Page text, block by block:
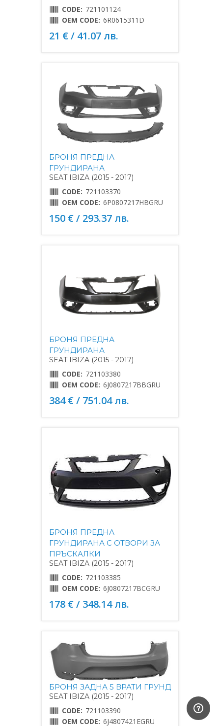
CODE: 721101124
OEM CODE: 6R0615311D
21 € / 41.07 лв.
БРОНЯ ПРЕДНА
ГРУНДИРАНА
SEAT IBIZA (2015 - 2017)
CODE: 721103370
OEM CODE: 6P0807217HBGRU
150 € / 293.37 лв.
БРОНЯ ПРЕДНА
ГРУНДИРАНА
SEAT IBIZA (2015 - 2017)
CODE: 721103380
OEM CODE: 6J0807217BBGRU
384 € / 751.04 лв.
БРОНЯ ПРЕДНА
ГРУНДИРАНА С ОТВОРИ ЗА
ПРЪСКАЛКИ
SEAT IBIZA (2015 - 2017)
CODE: 721103385
OEM CODE: 6J0807217BCGRU
178 € / 348.14 лв.
БРОНЯ ЗАДНА 5 ВРАТИ ГРУНД
SEAT IBIZA (2015 - 2017)
CODE: 721103390
OEM CODE: 6J4807421EGRU